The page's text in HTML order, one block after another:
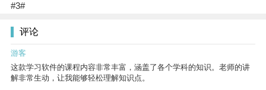
#3#
评论
游客
这款学习软件的课程内容非常丰富，涵盖了各个学科的知识。老师的讲
解非常生动，让我能够轻松理解知识点。